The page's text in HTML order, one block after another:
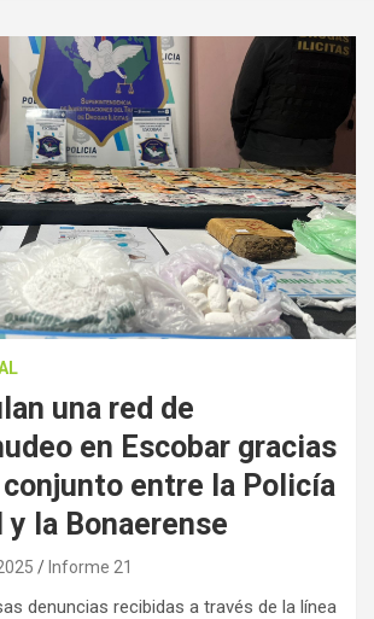
una red de
en Escobar gracias
entre la Policía
y la Bonaerense
Informe 21
denuncias recibidas a través de la línea